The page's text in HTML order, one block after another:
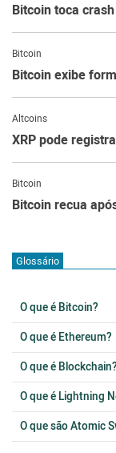
Bitcoin toca
Bitcoin
Bitcoin exibe
Altcoins
XRP pode
Bitcoin
Bitcoin recua
Glossário
O que é Bitcoin?
O que é Ethereum?
O que é Blockchain?
O que é Lightning
O que são Atomic